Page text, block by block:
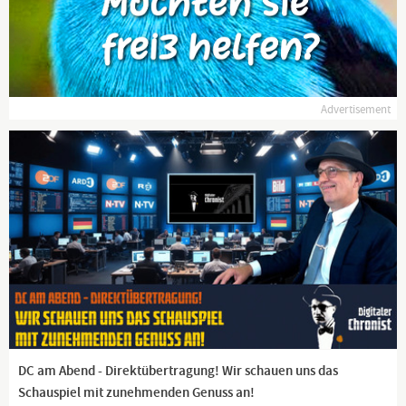
Spezialisten!
Achtung! Nicht ganz dialektfrei!
Meine lieben Zuschauer,
willkommen auf meinem Kanal.
Natürlich alles mit einem Augenzwinkern.
Euer Gorilla für alle Lebenslagen
Bildquelle: pixabay.com
https://lbry.tv/@hallmack:9
https://twitter.com/HallMack2
Advertisement
DC am Abend - Direktübertragung! Wir schauen uns das
Schauspiel mit zunehmenden Genuss an!